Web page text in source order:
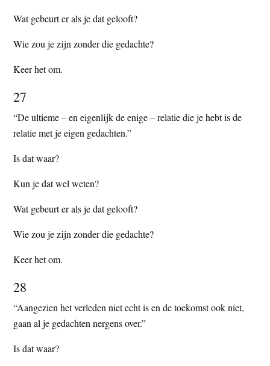
Wat gebeurt er als je dat gelooft?
Wie zou je zijn zonder die gedachte?
Keer het om.
27
“De ultieme – en eigenlijk de enige – relatie die je hebt is de
relatie met je eigen gedachten.”
Is dat waar?
Kun je dat wel weten?
Wat gebeurt er als je dat gelooft?
Wie zou je zijn zonder die gedachte?
Keer het om.
28
“Aangezien het verleden niet echt is en de toekomst ook niet,
gaan al je gedachten nergens over.”
Is dat waar?